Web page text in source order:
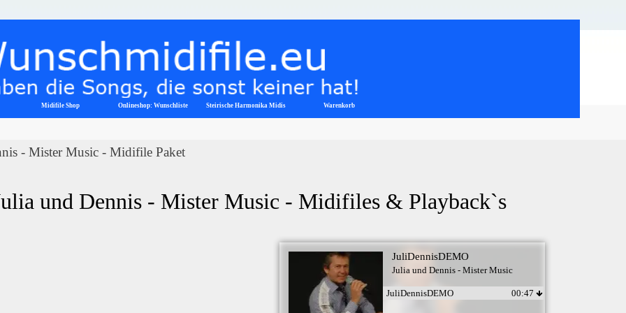
Menü überspringen
Midifile Shop ▼
Onlineshop: Wunschliste Steirische Harmonika Midis ▼
Warenkorb
- Mister Music - Midifile Paket
und Dennis - Mister Music - Midifiles & Playback`s
JuliDennisDEMO
Julia und Dennis - Mister Music
JuliDennisDEMO 00:47